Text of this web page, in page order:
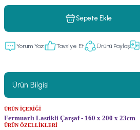
Sepete Ekle
Yorum Yaz Tavsiye Et Ürünü Paylaş
Ürün Bilgisi
ÜRÜN İÇERİĞİ
Fermuarlı Lastikli Çarşaf - 160 x 200 x 23cm
ÜRÜN ÖZELLİKLERİ